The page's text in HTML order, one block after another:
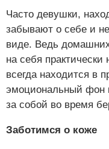
Часто девушки,
забывают о себе и
виде. Ведь
на себя
всегда находится в
эмоциональный фон
за собой во время
Заботимся о коже